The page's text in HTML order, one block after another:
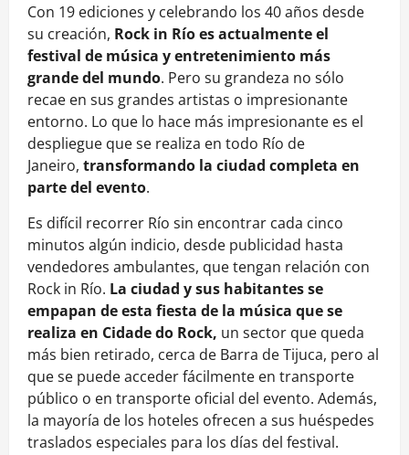
Con 19 ediciones y celebrando los 40 años desde
su creación, Rock in Río es actualmente el
festival de música y entretenimiento más
grande del mundo. Pero su grandeza no sólo
recae en sus grandes artistas o impresionante
entorno. Lo que lo hace más impresionante es el
despliegue que se realiza en todo Río de
Janeiro, transformando la ciudad completa en
parte del evento.
Es difícil recorrer Río sin encontrar cada cinco
minutos algún indicio, desde publicidad hasta
vendedores ambulantes, que tengan relación con
Rock in Río. La ciudad y sus habitantes se
empapan de esta fiesta de la música que se
realiza en Cidade do Rock, un sector que queda
más bien retirado, cerca de Barra de Tijuca, pero al
que se puede acceder fácilmente en transporte
público o en transporte oficial del evento. Además,
la mayoría de los hoteles ofrecen a sus huéspedes
traslados especiales para los días del festival.